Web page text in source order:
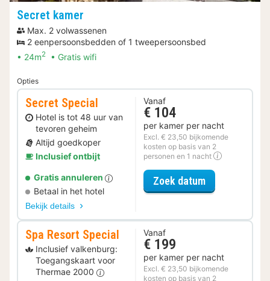
Secret kamer
Max. 2 volwassenen
2 eenpersoonsbedden of 1 tweepersoonsbed
24m2 Gratis wifi
Opties
Secret Special
Hotel is tot 48 uur van
tevoren geheim
Altijd goedkoper
Inclusief ontbijt
Gratis annuleren
Betaal in het hotel
Bekijk details
Vanaf
€ 104
per kamer per nacht
Excl. € 23,50 bijkomende
kosten op basis van 2
personen en 1 nacht
Zoek datumvoor Secret
Spa Resort Special
Inclusief valkenburg:
Toegangskaart voor
Thermae 2000
Vanaf
€ 199
per kamer per nacht
Excl. € 23,50 bijkomende
kosten op basis van 2